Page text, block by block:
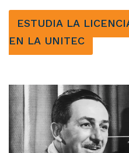
ESTUDIA LA
EN LA UNITEC